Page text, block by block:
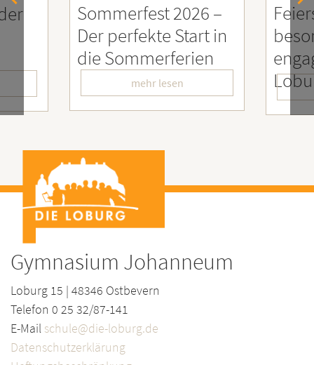
2026 –
perfekte Start in
Sommerferien
Feierstunde zu
besonders
engagierter
LoburgerInnen
mehr lesen
Gymnasium Johanneum
Loburg 15 | 48346 Ostbevern
Telefon 0 25 32/87-141
E-Mail schule@die-loburg.de
Datenschutzerklärung